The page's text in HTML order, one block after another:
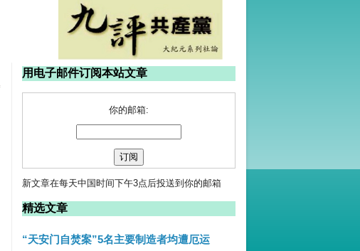
用电子邮件订阅本站文章
你的邮箱:
新文章在每天中国时间下午3点后投送到你的邮箱
精选文章
“天安门自焚案”5名主要制造者均遭厄运